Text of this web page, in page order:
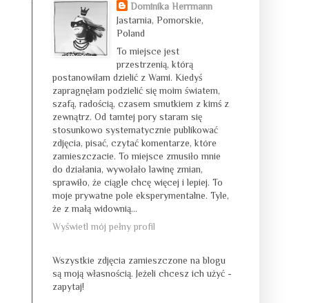
Dominika Herrmann
Jastarnia, Pomorskie,
Poland
To miejsce jest
przestrzenią, którą
postanowiłam dzielić z Wami. Kiedyś
zapragnęłam podzielić się moim światem,
szafą, radością, czasem smutkiem z kimś z
zewnątrz. Od tamtej pory staram się
stosunkowo systematycznie publikować
zdjęcia, pisać, czytać komentarze, które
zamieszczacie. To miejsce zmusiło mnie
do działania, wywołało lawinę zmian,
sprawiło, że ciągle chcę więcej i lepiej. To
moje prywatne pole eksperymentalne. Tyle,
że z małą widownią...
Wyświetl mój pełny profil
Wszystkie zdjęcia zamieszczone na blogu
są moją własnością. Jeżeli chcesz ich użyć -
zapytaj!